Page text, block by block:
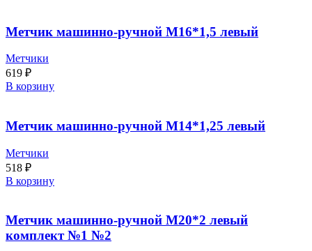
Метчик машинно-ручной М16*1,5 левый
Метчики
619 ₽
В корзину
Метчик машинно-ручной М14*1,25 левый
Метчики
518 ₽
В корзину
Метчик машинно-ручной М20*2 левый
комплект №1 №2